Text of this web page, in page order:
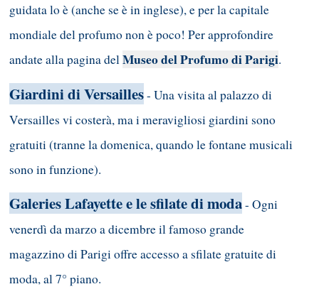
guidata lo è (anche se è in inglese), e per la capitale
mondiale del profumo non è poco! Per approfondire
andate alla pagina delMuseo del Profumo di Parigi.
Giardini di Versailles- Una visita al palazzo di
Versailles vi costerà, ma i meravigliosi giardini sono
gratuiti (tranne la domenica, quando le fontane musicali
sono in funzione).
Galeries Lafayette e le sfilate di moda- Ogni
venerdì da marzo a dicembre il famoso grande
magazzino di Parigi offre accesso a sfilate gratuite di
moda, al 7° piano.